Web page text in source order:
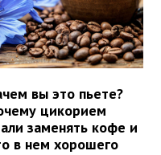
вы это пьете?
цикорием
заменять кофе и
в нем хорошего